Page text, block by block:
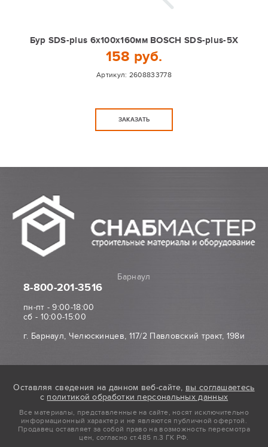
Бур SDS-plus 6x100х160мм BOSCH SDS-plus-5X
158 руб.
Артикул: 2608833778
ЗАКАЗАТЬ
Барнаул
8-800-201-3516
пн-пт - 9:00-18:00
сб - 10:00-15:00
г. Барнаул, Челюскинцев, 117/2 Павловский тракт, 198и
Оставляя сведения на данном веб-сайте, вы соглашаетесь
с политикой обработки персональных данных
Все материалы, представленные на сайте, носят исключительно
информационный характер и не являются публичной офертой.
Продавец оставляет за собой право на возможность пересмотра
цен, согласно ст.485 п.3 ГК РФ.